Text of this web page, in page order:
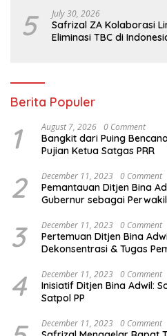
5 July 30, 2026
Safrizal ZA Kolaborasi
Eliminasi TBC di
Berita Populer
1 August 7, 2026 0 Comment
Bangkit dari Puing
Pujian Ketua Satgas PRR
2 December 11, 2023 0 Comment
Pemantauan Ditjen Bina
Gubernur sebagai
3 December 11, 2023 0 Comment
Pertemuan Ditjen Bina
Dekonsentrasi & Tugas
4 December 11, 2023 0 Comment
Inisiatif Ditjen Bina Adwil:
Satpol PP
December 11, 2023 0 Comment